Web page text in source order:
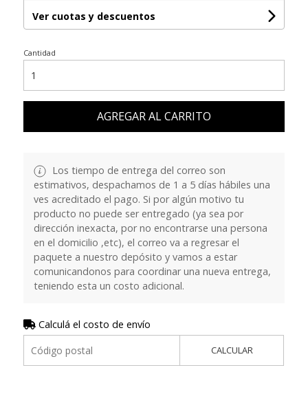
Ver cuotas y descuentos
Cantidad
AGREGAR AL CARRITO
Los tiempo de entrega del correo son
estimativos, despachamos de 1 a 5 días hábiles una
ves acreditado el pago. Si por algún motivo tu
producto no puede ser entregado (ya sea por
dirección inexacta, por no encontrarse una persona
en el domicilio ,etc), el correo va a regresar el
paquete a nuestro depósito y vamos a estar
comunicandonos para coordinar una nueva entrega,
teniendo esta un costo adicional.
Calculá el costo de envío
CALCULAR